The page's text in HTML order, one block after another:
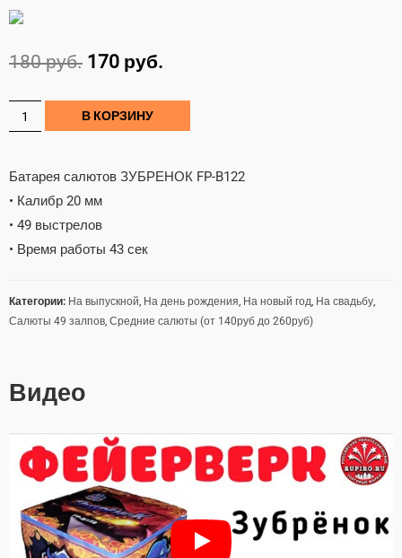
180руб. 170 руб.
В КОРЗИНУ
Батарея салютов ЗУБРЕНОК FP-B122
• Калибр 20 мм
• 49 выстрелов
• Время работы 43 сек
Категории: На выпускной, На день рождения, На новый год, На свадьбу,
Салюты 49 залпов, Средние салюты (от 140руб до 260руб)
Видео